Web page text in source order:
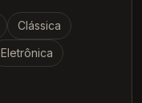
Clássica
Eletrônica